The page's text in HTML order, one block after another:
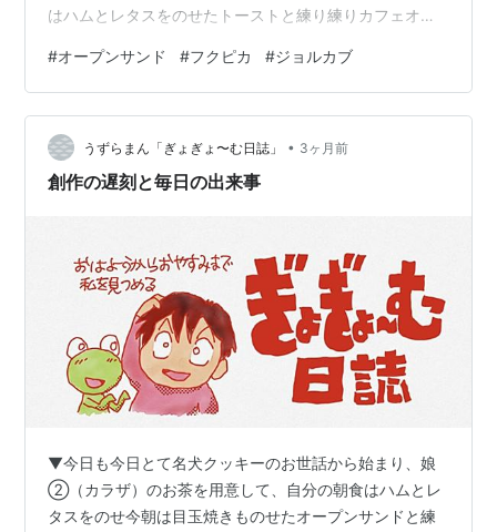
はハムとレタスをのせたトーストと練り練りカフェオ
りするのも最近のパターン。お昼までは眠ったり起きた
り。 お昼ご飯は焼きラーメン。キャベツとハムを入れ
る。 午後、クルマが汚れているのでフクピカしておく。
そしてウラの秘密基地（ガレージ）前を掃き掃除。ここ
んとこの風でたくさん落ち葉が飛んできている。わが家
#オープンサンド #フクピカ #ジョルカブ
うずらまん「ぎょぎょ〜む日誌」 • 3ヶ月前
創作の遅刻と毎日の出来事
▼今日も今日とて名犬クッキーのお世話から始まり、娘
②（カラザ）のお茶を用意して、自分の朝食はハムとレ
タスをのせ今朝は目玉焼きものせたオープンサンドと練